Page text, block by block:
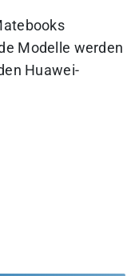
Modelle werden
Huawei-